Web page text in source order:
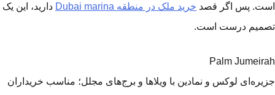
پس اگر قصدخرید ملک در منطقه Dubai marina
دارید، این یک
درست است.
Palm
لوکس و نمادین با ویلاها و برج‌های مجلل؛ مناسب خریداران